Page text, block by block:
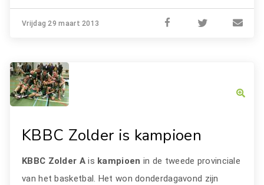
Vrijdag 29 maart 2013
KBBC Zolder is kampioen
KBBC Zolder Ais kampioen in de tweede provinciale
van het basketbal. Het won donderdagavond zijn